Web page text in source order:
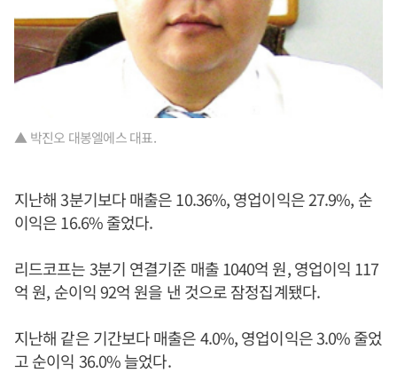
▲ 박진오 대봉엘에스 대표.
지난해 3분기보다 매출은 10.36%, 영업이익은 27.9%, 순
이익은 16.6% 줄었다.
리드코프는 3분기 연결기준 매출 1040억 원, 영업이익 117
억 원, 순이익 92억 원을 낸 것으로 잠정집계됐다.
지난해 같은 기간보다 매출은 4.0%, 영업이익은 3.0% 줄었
고 순이익 36.0% 늘었다.